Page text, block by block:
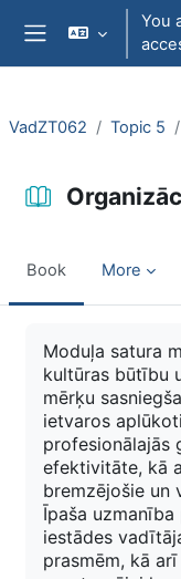
Skip to main content
You
VadZT062 Topic 5
Book More
Moduļa satura
kultūras būtību
mērķu
ietvaros
profesionālajās
efektivitāte, kā
bremzējošie un
Īpaša
iestādes
prasmēm, kā